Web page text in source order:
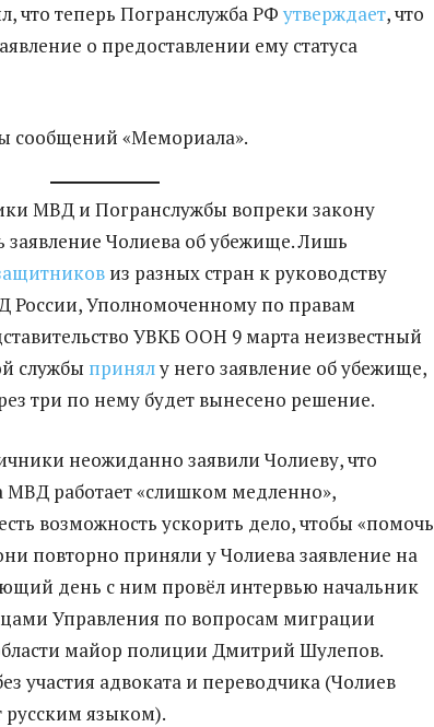
что теперь Погранслужба РФ утверждает, что
о предоставлении ему статуса
сообщений «Мемориала».
МВД и Погранслужбы вопреки закону
заявление Чолиева об убежище. Лишь
из разных стран к руководству
Уполномоченному по правам
УВКБ ООН 9 марта неизвестный
службы принялу него заявление об убежище,
три по нему будет вынесено решение.
неожиданно заявили Чолиеву, что
МВД работает «слишком медленно»,
возможность ускорить дело, чтобы «помочь
повторно приняли у Чолиева заявление на
день с ним провёл интервью начальник
Управления по вопросам миграции
майор полиции Дмитрий Шулепов.
участия адвоката и переводчика (Чолиев
русским языком).